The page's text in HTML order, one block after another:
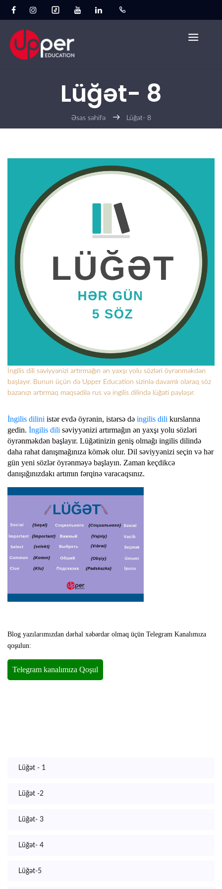
Lüğət- 8
Əsas səhifə Lüğət- 8
İngilis dili səviyyənizi artırmağın ən yaxşı yolu sözləri öyrənməkdən
başlayır. Bunun üçün də Upper Education sizinlə davamlı olaraq söz
bazanızı artırmaq məqsədilə rus və ingilis dilində lüğəti paylaşır.
İngilis dilini istər evdə öyrənin, istərsə də ingilis dili kurslarına
gedin. İngilis dili səviyyənizi artırmağın ən yaxşı yolu sözləri
öyrənməkdən başlayır. Lüğətinizin geniş olmağı ingilis dilində
daha rahat danışmağınıza kömək olur. Dil səviyyənizi seçin və hər
gün yeni sözlər öyrənməyə başlayın. Zaman keçdikcə
danışığınızdakı artımın fərqinə varacaqsınız.
Blog yazılarımızdan dərhal xəbərdar olmaq üçün Telegram Kanalımıza
qoşulun:
Lüğət - 1
Lüğət -2
Lüğət- 3
Lüğət- 4
Lüğət-5